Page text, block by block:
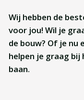
Wij hebben de
voor jou! Wil je
de bouw? Of je
helpen je graag
baan.